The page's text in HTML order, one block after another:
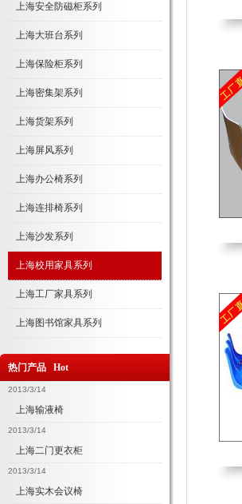
上海安全防磁柜系列
上海大班台系列
上海保险柜系列
上海密集架系列
上海货架系列
上海屏风系列
上海办公椅系列
上海连排椅系列
上海沙发系列
上海校用家具系列
上海工厂家具系列
上海图书馆家具系列
热门产品 Hot
2013/3/14
上海输液椅
2013/3/14
上海二门更衣柜
2013/3/14
上海实木会议椅